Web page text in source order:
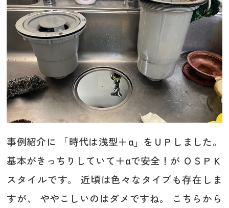
事例紹介に 「時代は浅型＋α」をＵＰしました。
基本がきっちりしていて＋αで安全！が ＯＳＰＫ
スタイルです。 近頃は色々なタイプも存在しま
すが、 ややこしいのはダメですね。 こちらから